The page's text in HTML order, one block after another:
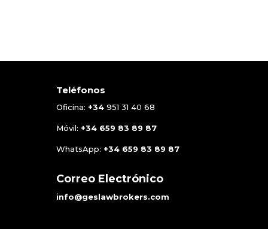
Teléfonos
Oficina: +34951 31 40 68
Móvil: +34 659 83 89 87
WhatsApp: +34 659 83 89 87
Correo Electrónico
info@geslawbrokers.com